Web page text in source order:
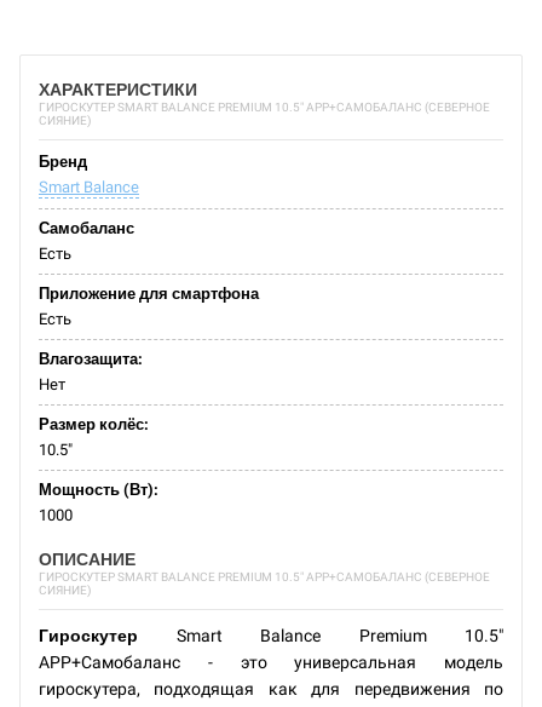
ХАРАКТЕРИСТИКИ
ГИРОСКУТЕР SMART BALANCE PREMIUM 10.5" APP+САМОБАЛАНС (СЕВЕРНОЕ
СИЯНИЕ)
Бренд
Smart Balance
Самобаланс
Есть
Приложение для смартфона
Есть
Влагозащита:
Нет
Размер колёс:
10.5"
Мощность (Вт):
1000
ОПИСАНИЕ
ГИРОСКУТЕР SMART BALANCE PREMIUM 10.5" APP+САМОБАЛАНС (СЕВЕРНОЕ
СИЯНИЕ)
Гироскутер Smart Balance Premium 10.5"
APP+Самобаланс - это универсальная модель
гироскутера, подходящая как для передвижения по